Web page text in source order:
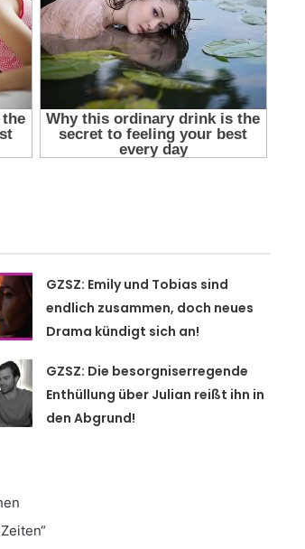
GZSZ: Emily und Tobias sind
endlich zusammen, doch neues
Drama kündigt sich an!
GZSZ: Die besorgniserregende
Enthüllung über Julian reißt ihn in
den Abgrund!